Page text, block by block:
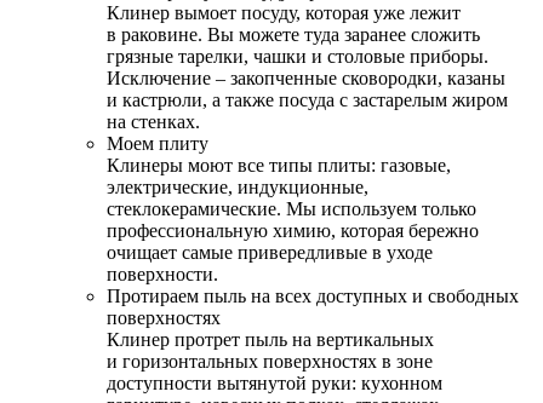
Клинер вымоет посуду, которая уже лежит
в раковине. Вы можете туда заранее сложить
грязные тарелки, чашки и столовые приборы.
Исключение – закопченные сковородки, казаны
и кастрюли, а также посуда с застарелым жиром
на стенках.
Моем плиту
Клинеры моют все типы плиты: газовые,
электрические, индукционные,
стеклокерамические. Мы используем только
профессиональную химию, которая бережно
очищает самые привередливые в уходе
поверхности.
Протираем пыль на всех доступных и свободных
поверхностях
Клинер протрет пыль на вертикальных
и горизонтальных поверхностях в зоне
доступности вытянутой руки: кухонном